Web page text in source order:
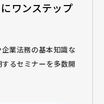
ワンステップ
業法務の基本知識な
るセミナーを多数開